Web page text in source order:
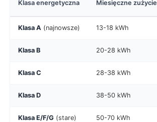
Klasa energetyczna Miesięczne zużycie
Klasa A (najnowsze) 13-18 kWh
Klasa B 20-28 kWh
Klasa C 28-38 kWh
Klasa D 38-50 kWh
Klasa E/F/G (stare) 50-70 kWh